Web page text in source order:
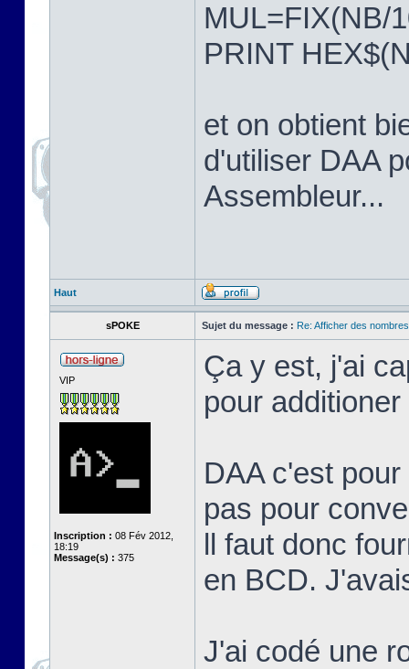
MUL=FIX(NB/
PRINT
et on obtient
d'utiliser DAA
Assembleur...
Haut
sPOKE Sujet du message : Re: Afficher des
VIP
Inscription : 08 Fév 2012,
18:19
Message(s) : 375
Ça y est, j'ai
pour
DAA c'est
pas pour
ll faut donc
en BCD.
J'ai codé une